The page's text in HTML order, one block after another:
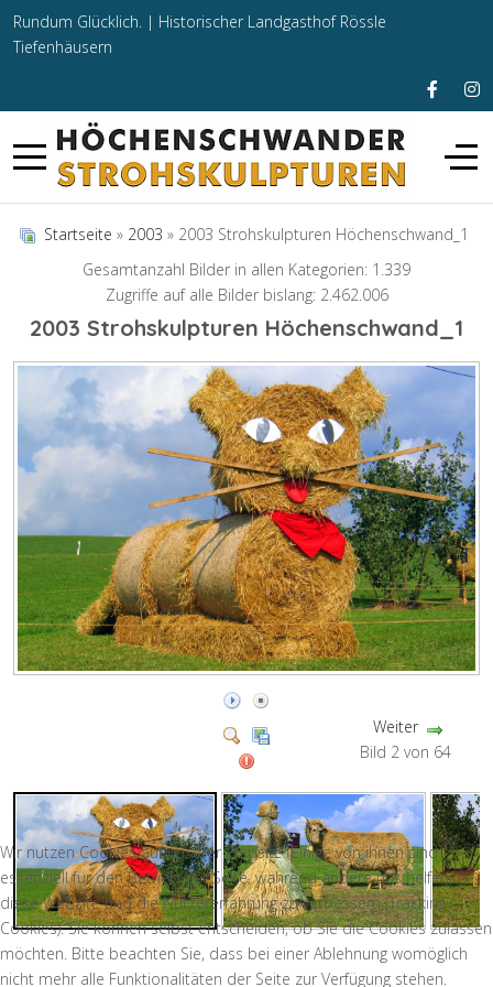
Rundum Glücklich. | Historischer Landgasthof Rössle
Tiefenhäusern
Startseite » 2003 » 2003 Strohskulpturen Höchenschwand_1
Gesamtanzahl Bilder in allen Kategorien: 1.339
Zugriffe auf alle Bilder bislang: 2.462.006
2003 Strohskulpturen Höchenschwand_1
Weiter
Bild 2 von 64
Wir nutzen Cookies auf unserer Website. Einige von ihnen sind
essenziell für den Betrieb der Seite, während andere uns helfen,
diese Website und die Nutzererfahrung zu verbessern (Tracking
Cookies). Sie können selbst entscheiden, ob Sie die Cookies zulassen
möchten. Bitte beachten Sie, dass bei einer Ablehnung womöglich
nicht mehr alle Funktionalitäten der Seite zur Verfügung stehen.